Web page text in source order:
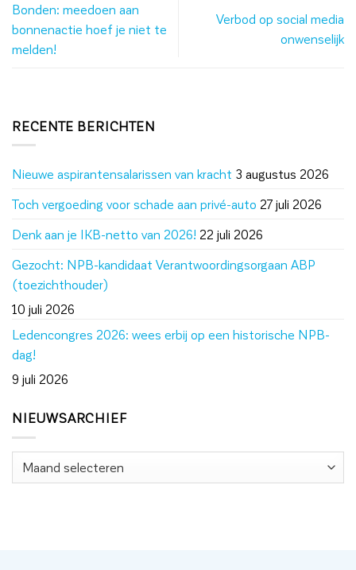
Bonden: meedoen aan
bonnenactie hoef je niet te
melden!
Verbod op social media
onwenselijk
RECENTE BERICHTEN
Nieuwe aspirantensalarissen van kracht 3 augustus 2026
Toch vergoeding voor schade aan privé-auto 27 juli 2026
Denk aan je IKB-netto van 2026! 22 juli 2026
Gezocht: NPB-kandidaat Verantwoordingsorgaan ABP
(toezichthouder)
10 juli 2026
Ledencongres 2026: wees erbij op een historische NPB-
dag!
9 juli 2026
NIEUWSARCHIEF
Nieuwsarchief